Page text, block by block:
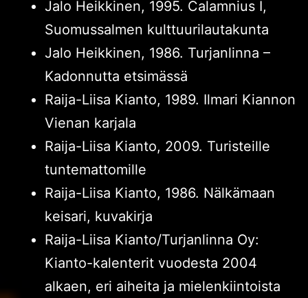
Jalo Heikkinen, 1995. Calamnius I,
Suomussalmen kulttuurilautakunta
Jalo Heikkinen, 1986. Turjanlinna –
Kadonnutta etsimässä
Raija-Liisa Kianto, 1989. Ilmari Kiannon
Vienan karjala
Raija-Liisa Kianto, 2009. Turisteille
tuntemattomille
Raija-Liisa Kianto, 1986. Nälkämaan
keisari, kuvakirja
Raija-Liisa Kianto/Turjanlinna Oy:
Kianto-kalenterit vuodesta 2004
alkaen, eri aiheita ja mielenkiintoista